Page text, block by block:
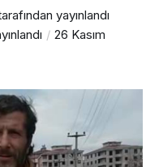
yayınlandı
26 Kasım